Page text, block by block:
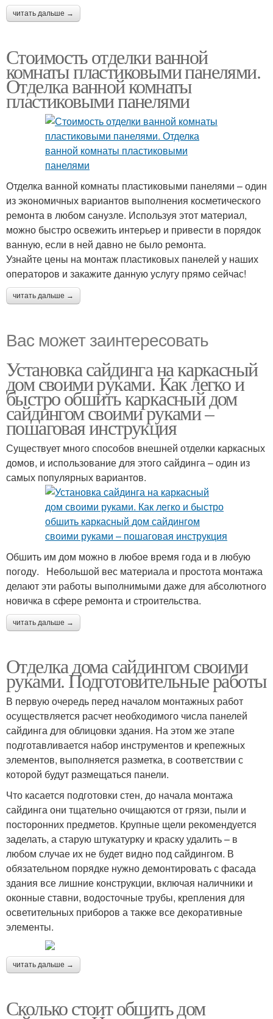
читать дальше →
Стоимость отделки ванной
комнаты пластиковыми панелями.
Отделка ванной комнаты
пластиковыми панелями
Отделка ванной комнаты пластиковыми панелями – один
из экономичных вариантов выполнения косметического
ремонта в любом санузле. Используя этот материал,
можно быстро освежить интерьер и привести в порядок
ванную, если в ней давно не было ремонта.
Узнайте цены на монтаж пластиковых панелей у наших
операторов и закажите данную услугу прямо сейчас!
читать дальше →
Вас может заинтересовать
Установка сайдинга на каркасный
дом своими руками. Как легко и
быстро обшить каркасный дом
сайдингом своими руками –
пошаговая инструкция
Существует много способов внешней отделки каркасных
домов, и использование для этого сайдинга – один из
самых популярных вариантов.
Обшить им дом можно в любое время года и в любую
погоду. Небольшой вес материала и простота монтажа
делают эти работы выполнимыми даже для абсолютного
новичка в сфере ремонта и строительства.
читать дальше →
Отделка дома сайдингом своими
руками. Подготовительные работы
В первую очередь перед началом монтажных работ
осуществляется расчет необходимого числа панелей
сайдинга для облицовки здания. На этом же этапе
подготавливается набор инструментов и крепежных
элементов, выполняется разметка, в соответствии с
которой будут размещаться панели.
Что касается подготовки стен, до начала монтажа
сайдинга они тщательно очищаются от грязи, пыли и
посторонних предметов. Крупные щели рекомендуется
заделать, а старую штукатурку и краску удалить – в
любом случае их не будет видно под сайдингом. В
обязательном порядке нужно демонтировать с фасада
здания все лишние конструкции, включая наличники и
оконные ставни, водосточные трубы, крепления для
осветительных приборов а также все декоративные
элементы.
читать дальше →
Сколько стоит обшить дом